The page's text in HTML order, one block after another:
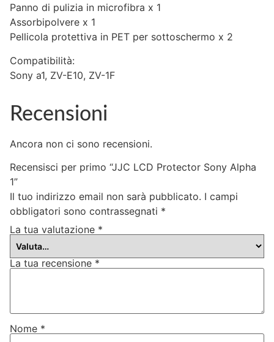
Panno di pulizia in microfibra x 1
Assorbipolvere x 1
Pellicola protettiva in PET per sottoschermo x 2
Compatibilità:
Sony a1, ZV-E10, ZV-1F
Recensioni
Ancora non ci sono recensioni.
Recensisci per primo “JJC LCD Protector Sony Alpha
1”
Il tuo indirizzo email non sarà pubblicato. I campi
obbligatori sono contrassegnati *
La tua valutazione *
La tua recensione *
Nome *